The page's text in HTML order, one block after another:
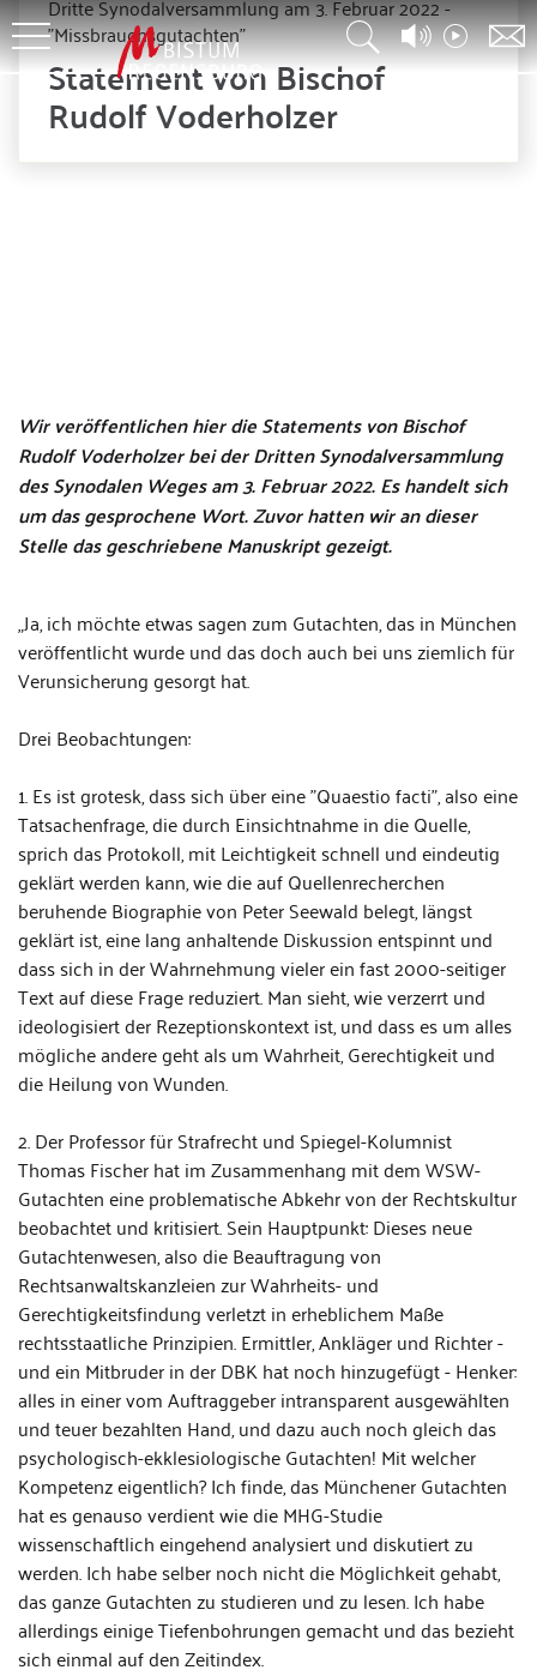
Dritte Synodalversammlung am 3. Februar 2022 -
"Missbrauchsgutachten"
Statement von Bischof
Rudolf Voderholzer
Wir veröffentlichen hier die Statements von Bischof
Rudolf Voderholzer bei der Dritten Synodalversammlung
des Synodalen Weges am 3. Februar 2022. Es handelt sich
um das gesprochene Wort. Zuvor hatten wir an dieser
Stelle das geschriebene Manuskript gezeigt.
„Ja, ich möchte etwas sagen zum Gutachten, das in München
veröffentlicht wurde und das doch auch bei uns ziemlich für
Verunsicherung gesorgt hat.
Drei Beobachtungen:
1. Es ist grotesk, dass sich über eine "Quaestio facti", also eine
Tatsachenfrage, die durch Einsichtnahme in die Quelle,
sprich das Protokoll, mit Leichtigkeit schnell und eindeutig
geklärt werden kann, wie die auf Quellenrecherchen
beruhende Biographie von Peter Seewald belegt, längst
geklärt ist, eine lang anhaltende Diskussion entspinnt und
dass sich in der Wahrnehmung vieler ein fast 2000-seitiger
Text auf diese Frage reduziert. Man sieht, wie verzerrt und
ideologisiert der Rezeptionskontext ist, und dass es um alles
mögliche andere geht als um Wahrheit, Gerechtigkeit und
die Heilung von Wunden.
2. Der Professor für Strafrecht und Spiegel-Kolumnist
Thomas Fischer hat im Zusammenhang mit dem WSW-
Gutachten eine problematische Abkehr von der Rechtskultur
beobachtet und kritisiert. Sein Hauptpunkt: Dieses neue
Gutachtenwesen, also die Beauftragung von
Rechtsanwaltskanzleien zur Wahrheits- und
Gerechtigkeitsfindung verletzt in erheblichem Maße
rechtsstaatliche Prinzipien. Ermittler, Ankläger und Richter -
und ein Mitbruder in der DBK hat noch hinzugefügt - Henker:
alles in einer vom Auftraggeber intransparent ausgewählten
und teuer bezahlten Hand, und dazu auch noch gleich das
psychologisch-ekklesiologische Gutachten! Mit welcher
Kompetenz eigentlich? Ich finde, das Münchener Gutachten
hat es genauso verdient wie die MHG-Studie
wissenschaftlich eingehend analysiert und diskutiert zu
werden. Ich habe selber noch nicht die Möglichkeit gehabt,
das ganze Gutachten zu studieren und zu lesen. Ich habe
allerdings einige Tiefenbohrungen gemacht und das bezieht
sich einmal auf den Zeitindex.